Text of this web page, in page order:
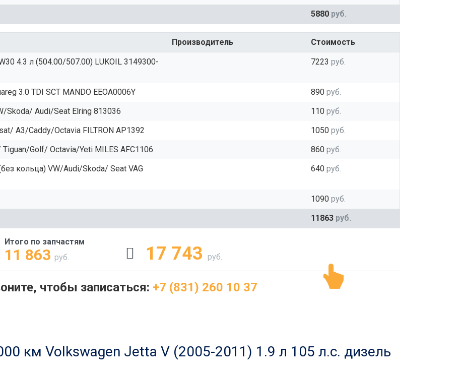
5880 руб.
Производитель Стоимость
4.3 л (504.00/507.00) LUKOIL 3149300-
7223 руб.
3.0 TDI SCT MANDO EEOA0006Y 890 руб.
Skoda/ Audi/Seat Elring 813036
110 руб.
A3/Caddy/Octavia FILTRON AP1392
1050 руб.
Golf/ Octavia/Yeti MILES AFC1106
860 руб.
кольца) VW/Audi/Skoda/ Seat VAG
640 руб.
1090 руб.
11863 руб.
Итого по запчастям
11 863 руб. 17 743 руб.
чтобы записаться: +7 (831) 260 10 37
км Volkswagen Jetta V (2005-2011) 1.9 л 105 л.с. дизель